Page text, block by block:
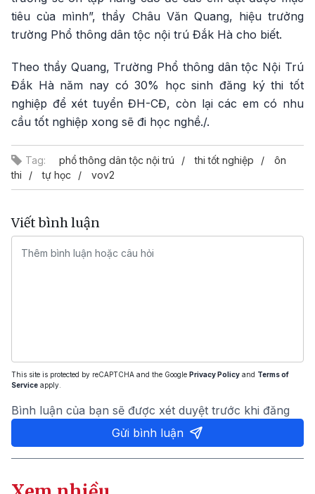
tiêu của mình”, thầy Châu Văn Quang, hiệu trưởng
trường Phổ thông dân tộc nội trú Đắk Hà cho biết.
Theo thầy Quang, Trường Phổ thông dân tộc Nội Trú
Đắk Hà năm nay có 30% học sinh đăng ký thi tốt
nghiệp để xét tuyển ĐH-CĐ, còn lại các em có nhu
cầu tốt nghiệp xong sẽ đi học nghề./.
Tag: phổ thông dân tộc nội trú thi tốt nghiệp
ôn
thi
tự học vov2
Viết bình luận
This site is protected by reCAPTCHA and the Google Privacy Policy and Terms of
Service apply.
Bình luận của bạn sẽ được xét duyệt trước khi đăng
Gửi bình luận